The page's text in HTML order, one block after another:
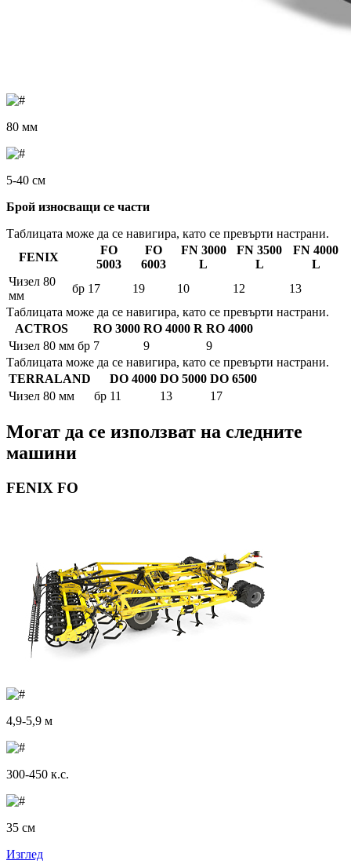
80 мм
5-40 см
Брой износващи се части
Таблицата може да се навигира, като се превърти настрани.
FENIX
FO
5003
FO
6003
FN 3000
L
FN 3500
L
FN 4000
L
Чизел 80
мм
бр 17 19 10 12
13
Таблицата може да се навигира, като се превърти настрани.
ACTROS
RO 3000 RO 4000 R RO 4000
Чизел 80 мм бр 7 9
9
Таблицата може да се навигира, като се превърти настрани.
TERRALAND
DO 4000 DO 5000 DO 6500
Чизел 80 мм
бр 11 13 17
Могат да се използват на следните
машини
FENIX FO
4,9-5,9 м
300-450 к.с.
35 см
Изглед